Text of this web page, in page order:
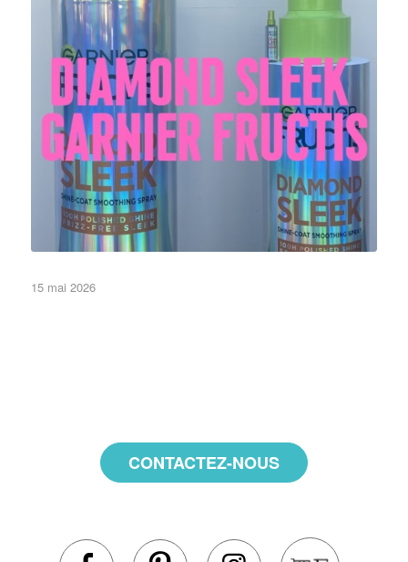
Les reflets au soleil…
•Objets•
15 mai 2026
CONTACTEZ-NOUS